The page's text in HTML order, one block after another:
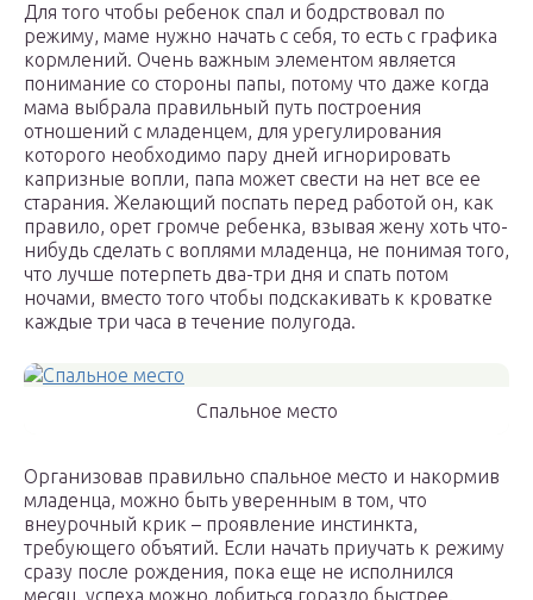
Для того чтобы ребенок спал и бодрствовал по
режиму, маме нужно начать с себя, то есть с графика
кормлений. Очень важным элементом является
понимание со стороны папы, потому что даже когда
мама выбрала правильный путь построения
отношений с младенцем, для урегулирования
которого необходимо пару дней игнорировать
капризные вопли, папа может свести на нет все ее
старания. Желающий поспать перед работой он, как
правило, орет громче ребенка, взывая жену хоть что-
нибудь сделать с воплями младенца, не понимая того,
что лучше потерпеть два-три дня и спать потом
ночами, вместо того чтобы подскакивать к кроватке
каждые три часа в течение полугода.
Спальное место
Организовав правильно спальное место и накормив
младенца, можно быть уверенным в том, что
внеурочный крик – проявление инстинкта,
требующего объятий. Если начать приучать к режиму
сразу после рождения, пока еще не исполнился
месяц, успеха можно добиться гораздо быстрее.